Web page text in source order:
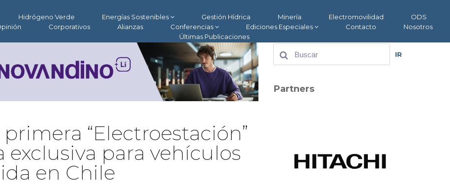
Hidrógeno Verde Energías Sostenibles Gestión Hídrica Minería Electromovilidad
ODS
Corporativos Alianzas Conferencias Ediciones Especiales Contacto
Nosotros
Últimas Publicaciones
“Electroestación”
para vehículos
en Chile
IR
Partners